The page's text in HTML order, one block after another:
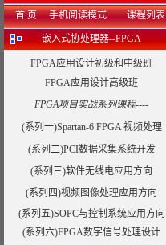
首 页 手机阅读模式 课程列表
嵌入式协处理器--FPGA
FPGA应用设计初级和中级班
FPGA应用设计高级班
FPGA项目实战系列课程----
(系列一)Spartan-6 FPGA 视频处理
(系列二)PCI数据采集系统开发
(系列三)软件无线电应用方向
(系列四)视频图像处理应用方向
(系列五)SOPC与控制系统应用方向
(系列六)FPGA数字信号处理设计